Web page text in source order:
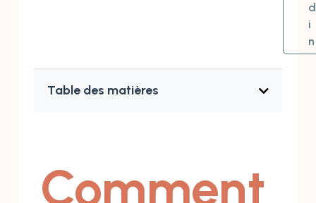
d
i
n
Table des matières
Comment